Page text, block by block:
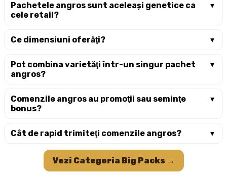
Pachetele angros sunt aceleași genetice ca
cele retail?
Ce dimensiuni oferăţi?
Pot combina varietăţi într-un singur pachet
angros?
Comenzile angros au promoţii sau seminţe
bonus?
Cât de rapid trimiteţi comenzile angros?
Vezi Categoria Big Packs →